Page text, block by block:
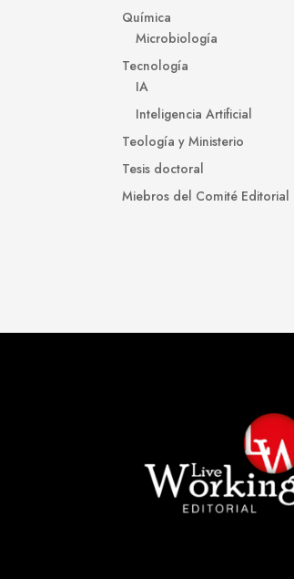
Química
Microbiología
Tecnología
IA
Inteligencia Artificial
Teología y Ministerio
Tesis doctoral
Miebros del Comité Editorial